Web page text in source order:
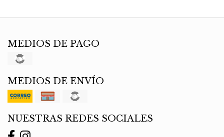
MEDIOS DE PAGO
MEDIOS DE ENVÍO
NUESTRAS REDES SOCIALES